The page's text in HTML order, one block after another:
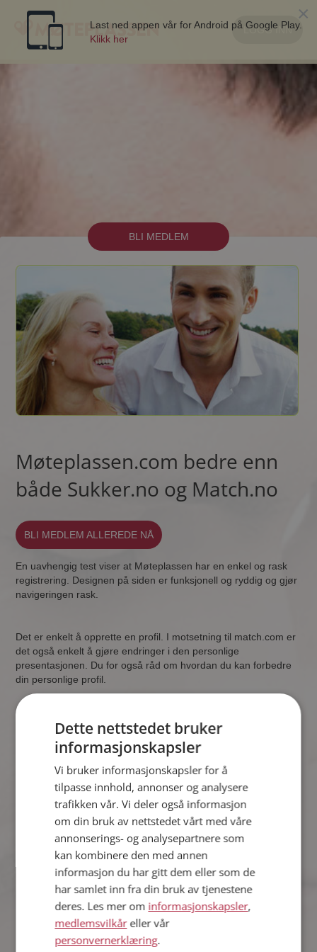
LOGG INN
BLI MEDLEM
×
Last ned appen vår for Android på Google Play.
Klikk her
Møteplassen.com bedre enn
både Sukker.no og Match.no
BLI MEDLEM ALLEREDE NÅ
En uavhengig test viser at Møteplassen har en enkel og rask
registrering. Designen på siden er funksjonell og ryddig og gjør
navigeringen rask.
Det er enkelt å opprette en profil. I motsetning til match.com er
det også enkelt å gjøre endringer i den personlige
presentasjonen. Du for også råd om hvordan du kan forbedre
din personlige profil.
Møteplassens matchingstjeneste gir deg en detaljert
personlighetsprofil. Du kan lese informasjon om hvordan testen
har blitt utviklet. Søkemulighetene er mange. Du får god
oversikt over søkeresultatet og har mulighet til å lagre
Testpersonene opplever at Møteplassen har mer trafikk enn
Match,Q500, Hei! og Finnenvenn.
På Møteplassen får du tilgang til både norske og svenske
Slik ble testen utført
Dette nettstedet bruker
informasjonskapsler
Vi bruker informasjonskapsler for å
tilpasse innhold, annonser og analysere
trafikken vår. Vi deler også informasjon
om din bruk av nettstedet vårt med våre
annonserings- og analysepartnere som
kan kombinere den med annen
informasjon du har gitt dem eller som de
har samlet inn fra din bruk av tjenestene
deres. Les mer om informasjonskapsler,
medlemsvilkåreller vår
personvernerklæring.